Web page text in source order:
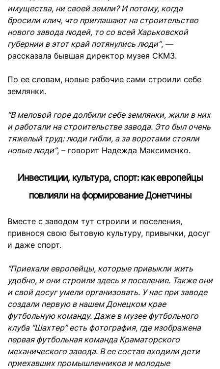
имущества, ни своей земли? И потому, когда
бросили клич, что приглашают на строительство
нового завода людей, то со всей Харьковской
губернии в этот край потянулись люди”, —
рассказала бывшая директор музея СКМЗ.
По ее словам, новые рабочие сами строили себе
землянки.
“В меловой горе долбили себе землянки, жили в них
и работали на строительстве завода. Это был очень
тяжелый труд: люди гибли, а за воротами стояли
новые люди”, – говорит Надежда Максименко.
Инвестиции, культура, спорт: как европейцы
повлияли на формированиеДонетчины
Вместе с заводом тут строили и поселения,
привнося свою бытовую культуру, привычки, досуг
и даже спорт.
“Приехали европейцы, которые привыкли жить
удобно, и они строили здесь и поселение. Также они
и свой досуг умели организовать. У нас при заводе
создали первую в нашем Донецком крае
футбольную команду. Даже в музее футбольного
клуба “Шахтер” есть фотография, где изображена
первая футбольная команда Краматорского
механического завода. В ее состав входили дети
приехавших промышленников и молодые